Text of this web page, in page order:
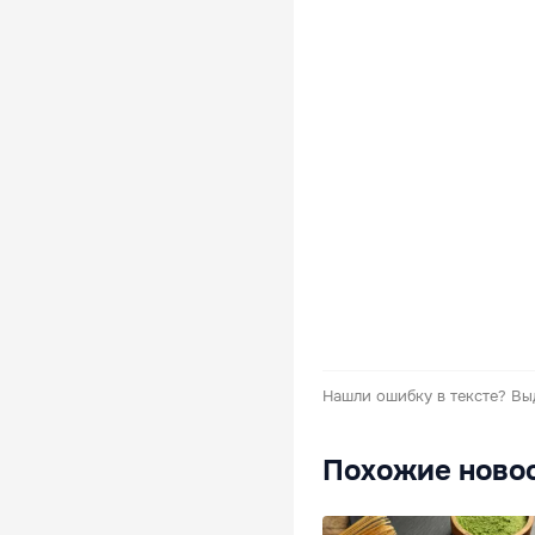
Нашли ошибку в тексте?
Похожие